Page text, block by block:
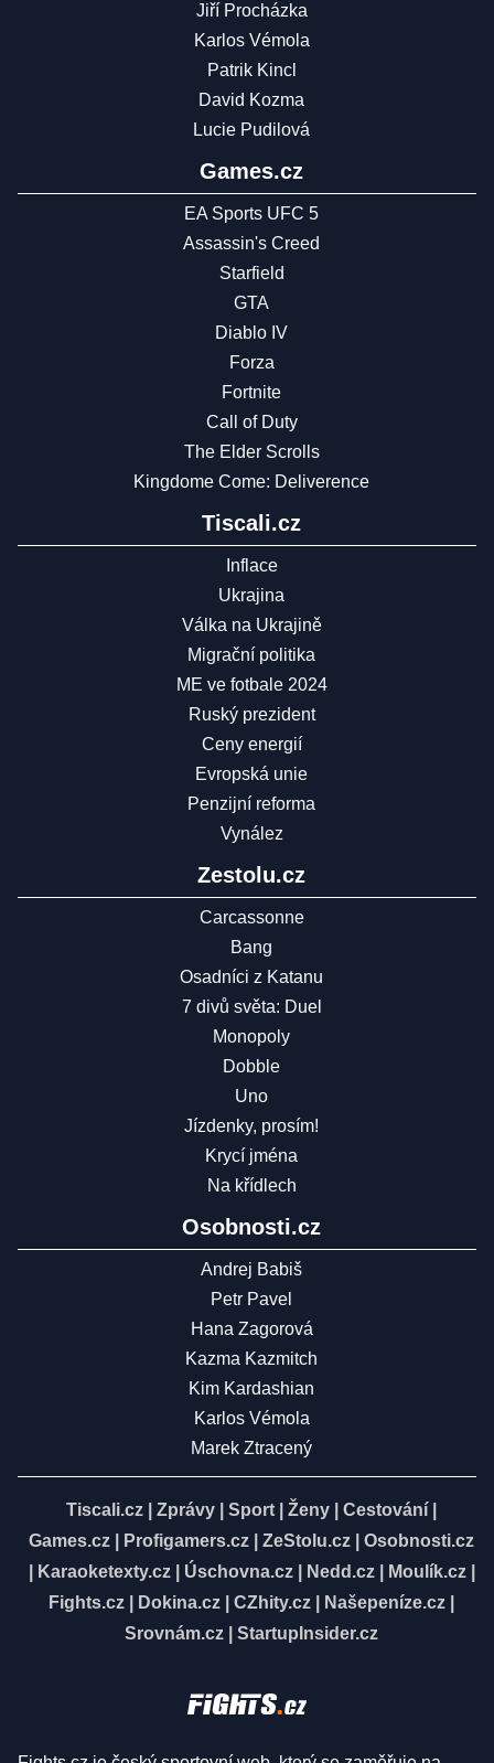
Jiří Procházka
Karlos Vémola
Patrik Kincl
David Kozma
Lucie Pudilová
Games.cz
EA Sports UFC 5
Assassin's Creed
Starfield
GTA
Diablo IV
Forza
Fortnite
Call of Duty
The Elder Scrolls
Kingdome Come: Deliverence
Tiscali.cz
Inflace
Ukrajina
Válka na Ukrajině
Migrační politika
ME ve fotbale 2024
Ruský prezident
Ceny energií
Evropská unie
Penzijní reforma
Vynález
Zestolu.cz
Carcassonne
Bang
Osadníci z Katanu
7 divů světa: Duel
Monopoly
Dobble
Uno
Jízdenky, prosím!
Krycí jména
Na křídlech
Osobnosti.cz
Andrej Babiš
Petr Pavel
Hana Zagorová
Kazma Kazmitch
Kim Kardashian
Karlos Vémola
Marek Ztracený
Tiscali.cz Zprávy Sport Ženy Cestování
Games.cz
Profigamers.cz ZeStolu.cz
Osobnosti.cz
Karaoketexty.cz| Úschovna.cz| Nedd.cz| Moulík.cz|
Fights.cz
Dokina.cz CZhity.cz Našepeníze.cz
Srovnám.cz
StartupInsider.cz